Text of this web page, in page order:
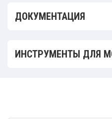
ДОКУМЕНТАЦИЯ
ИНСТРУМЕНТЫ ДЛЯ